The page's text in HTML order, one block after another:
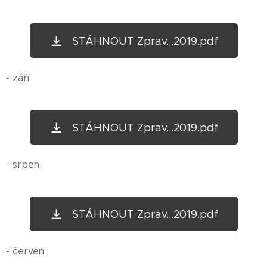
STÁHNOUT Zprav...2019.pdf
- září
STÁHNOUT Zprav...2019.pdf
- srpen
STÁHNOUT Zprav...2019.pdf
- červen